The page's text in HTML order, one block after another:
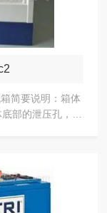
简要说明：箱体
部的泄压孔，确